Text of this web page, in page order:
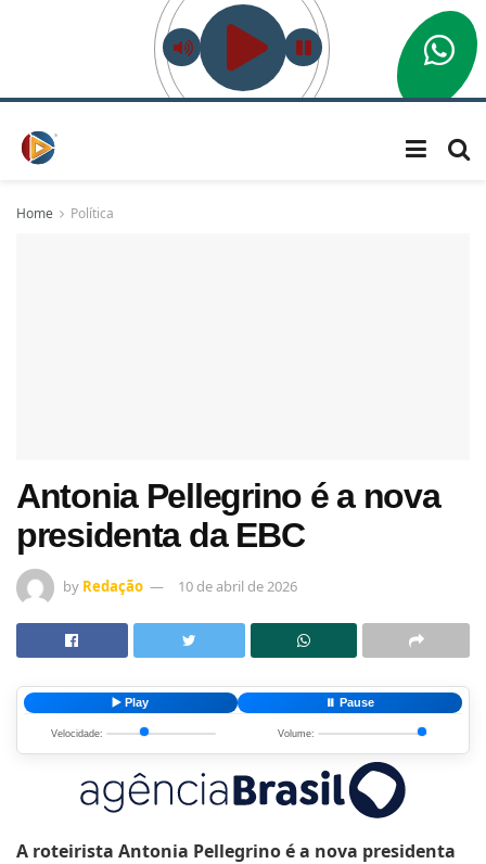
Home Política
Antonia Pellegrino é a nova
presidenta da EBC
by Redação 10 de abril de 2026
▶️ Play ⏸️ Pause
Velocidade: Volume:
A roteirista Antonia Pellegrino é a nova presidenta